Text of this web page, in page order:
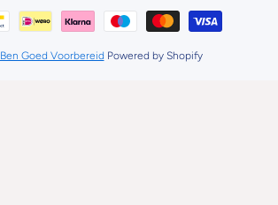
Betaalmethodes
Ben Goed Voorbereid Powered by Shopify